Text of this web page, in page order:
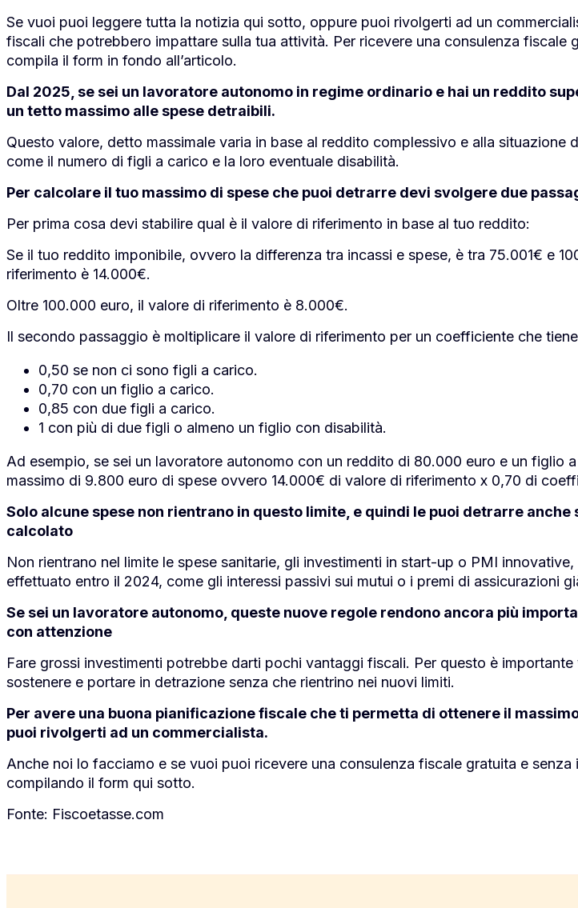
Se vuoi puoi leggere tutta la notizia qui sotto, oppure puoi rivolgerti ad un
fiscali che potrebbero impattare sulla tua attività. Per ricevere una consulenza fiscale
compila il form in fondo all’articolo.
Dal 2025, se sei un lavoratore autonomo in regime ordinario e hai un reddito
un tetto massimo alle spese detraibili.
Questo valore, detto massimale varia in base al reddito complessivo e alla situazione
come il numero di figli a carico e la loro eventuale disabilità.
Per calcolare il tuo massimo di spese che puoi detrarre devi svolgere due
Per prima cosa devi stabilire qual è il valore di riferimento in base al tuo reddito:
Se il tuo reddito imponibile, ovvero la differenza tra incassi e spese, è tra 75.001€ e
riferimento è 14.000€.
Oltre 100.000 euro, il valore di riferimento è 8.000€.
Il secondo passaggio è moltiplicare il valore di riferimento per un coefficiente che
0,50 se non ci sono figli a carico.
0,70 con un figlio a carico.
0,85 con due figli a carico.
1 con più di due figli o almeno un figlio con disabilità.
Ad esempio, se sei un lavoratore autonomo con un reddito di 80.000 euro e un figlio
massimo di 9.800 euro di spese ovvero 14.000€ di valore di riferimento x 0,70 di
Solo alcune spese non rientrano in questo limite, e quindi le puoi detrarre anche
calcolato
Non rientrano nel limite le spese sanitarie, gli investimenti in start-up o PMI
effettuato entro il 2024, come gli interessi passivi sui mutui o i premi di assicurazioni
Se sei un lavoratore autonomo, queste nuove regole rendono ancora più
con attenzione
Fare grossi investimenti potrebbe darti pochi vantaggi fiscali. Per questo è
sostenere e portare in detrazione senza che rientrino nei nuovi limiti.
Per avere una buona pianificazione fiscale che ti permetta di ottenere il
puoi rivolgerti ad un commercialista.
Anche noi lo facciamo e se vuoi puoi ricevere una consulenza fiscale gratuita e
compilando il form qui sotto.
Fonte: Fiscoetasse.com